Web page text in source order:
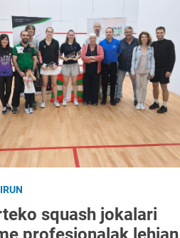
IRUN
squash jokalari